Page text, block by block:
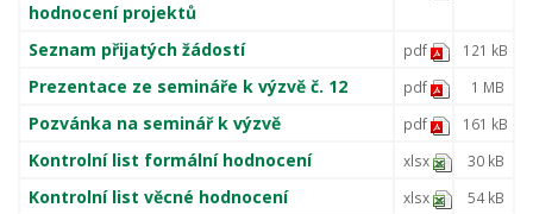
hodnocení projektů
Seznam přijatých žádostí pdf 121 kB
Prezentace ze semináře k výzvě č. 12 pdf 1 MB
Pozvánka na seminář k výzvě pdf 161 kB
Kontrolní list formální hodnocení xlsx 30 kB
Kontrolní list věcné hodnocení xlsx 54 kB